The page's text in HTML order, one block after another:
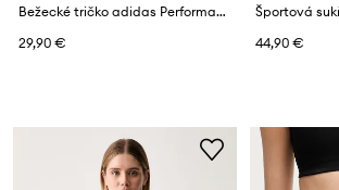
Bežecké tričko adidas Performance Adizero Essentials
29,90 €
44,90 €